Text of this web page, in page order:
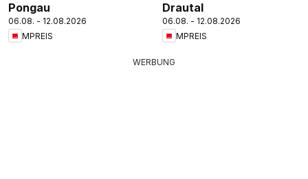
Pongau
06.08. - 12.08.2026
MPREIS
Drautal
06.08. - 12.08.2026
MPREIS
WERBUNG